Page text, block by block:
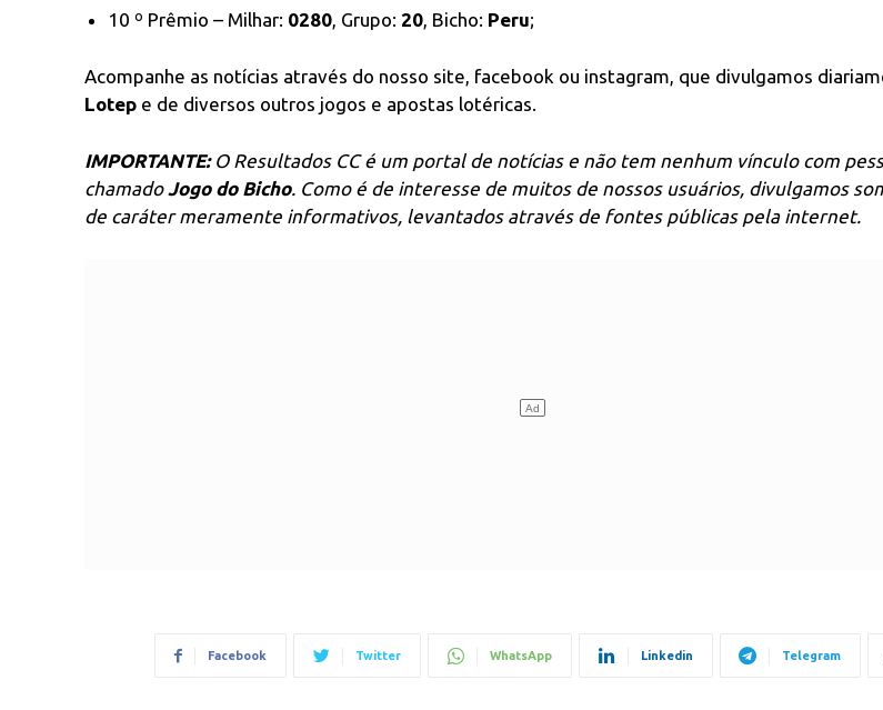
10 º Prêmio – Milhar: 0280, Grupo: 20, Bicho: Peru;
Acompanhe as notícias através do nosso site, facebook ou instagram, que divulgamos
Lotep e de diversos outros jogos e apostas lotéricas.
IMPORTANTE:O Resultados CC é um portal de notícias e não tem nenhum vínculo com
chamadoJogo do Bicho. Como é de interesse de muitos de nossos usuários, divulgamos
de caráter meramente informativos, levantados através de fontes públicas pela internet.
Facebook Twitter WhatsApp Linkedin Telegram